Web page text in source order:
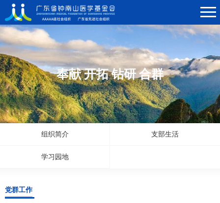
奉献 开拓 钻研 合群
组织简介 支部生活
学习园地
党群工作